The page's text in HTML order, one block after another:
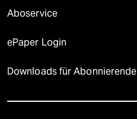
Aboservice
ePaper Login
Downloads für Abonnierende